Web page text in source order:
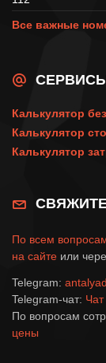
Все важные
Калькулятор
Калькулятор
Калькулятор
По всем
на сайте или
Telegram:
Telegram-чат:
По вопросам
цены